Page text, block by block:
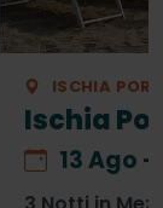
ISCHIA
Ischia
13 Ago -